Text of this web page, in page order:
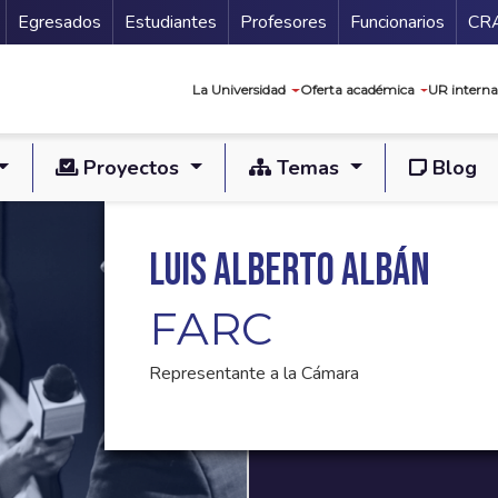
Secundario
Egresados Estudiantes Profesores Funcionarios
La Universidad Oferta académica UR
Proyectos Temas Blog
Luis Alberto Albán
FARC
Representante a la Cámara